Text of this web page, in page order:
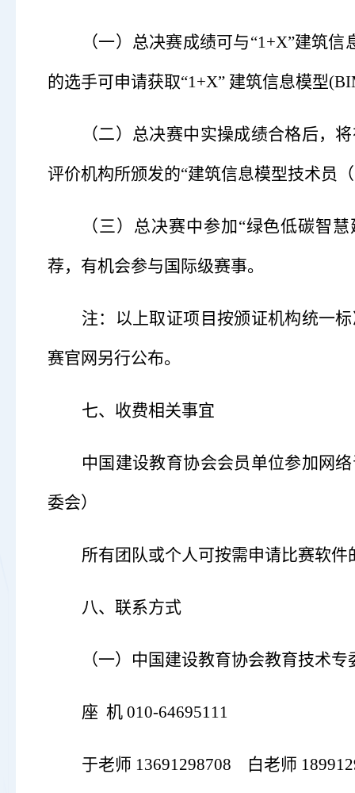
（一） 总决赛成绩可与“1+X”建筑
的选手可申请获取“1+X” 建筑信息模型
（二） 总决赛中实操成绩合格后，
评价机构所颁发的“建筑信息模型技术员
（三） 总决赛中参加“绿色低碳智
荐，有机会参与国际级赛事。
注：以上取证项目按颁证机构统一
赛官网另行公布。
七、收费相关事宜
中国建设教育协会会员单位参加网
委会）
所有团队或个人可按需申请比赛软
八、联系方式
（一） 中国建设教育协会教育技术专
座 机 010-64695111
于老师 13691298708 白老师